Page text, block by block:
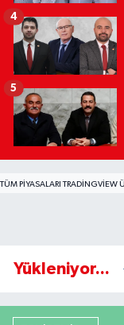
4
5
TÜM PIYASALARI TRADINGVIEW
Yükleniyor...